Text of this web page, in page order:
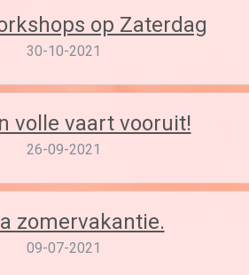
op Zaterdag
30-10-2021
volle vaart vooruit!
26-09-2021
zomervakantie.
09-07-2021